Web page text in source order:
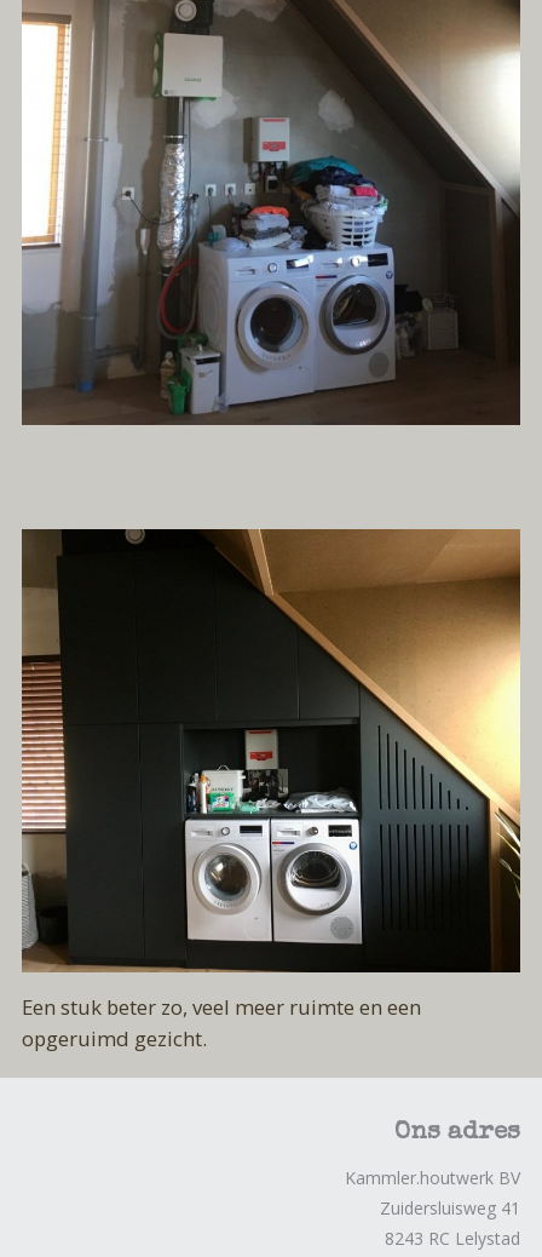
Een stuk beter zo, veel meer ruimte en een
opgeruimd gezicht.
Ons adres
Kammler.houtwerk BV
Zuidersluisweg 41
8243 RC Lelystad